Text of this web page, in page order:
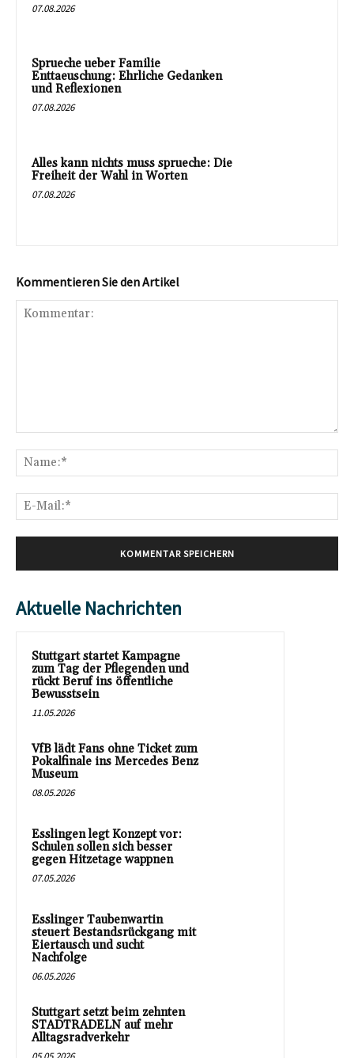
07.08.2026
Sprueche ueber Familie
Enttaeuschung: Ehrliche Gedanken
und Reflexionen
07.08.2026
Alles kann nichts muss sprueche: Die
Freiheit der Wahl in Worten
07.08.2026
Kommentieren Sie den Artikel
Aktuelle Nachrichten
Stuttgart startet Kampagne
zum Tag der Pflegenden und
rückt Beruf ins öffentliche
Bewusstsein
11.05.2026
VfB lädt Fans ohne Ticket zum
Pokalfinale ins Mercedes Benz
Museum
08.05.2026
Esslingen legt Konzept vor:
Schulen sollen sich besser
gegen Hitzetage wappnen
07.05.2026
Esslinger Taubenwartin
steuert Bestandsrückgang mit
Eiertausch und sucht
Nachfolge
06.05.2026
Stuttgart setzt beim zehnten
STADTRADELN auf mehr
Alltagsradverkehr